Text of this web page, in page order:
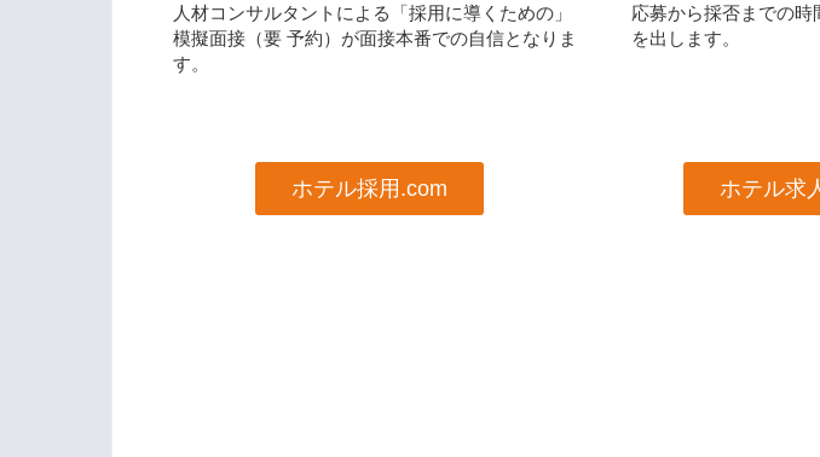
人材コンサルタントによる「採用に導くための」
模擬面接（要 予約）が面接本番での自信となりま
す。
応募から採否までの時
を出します。
ホテル採用.com ホテル求